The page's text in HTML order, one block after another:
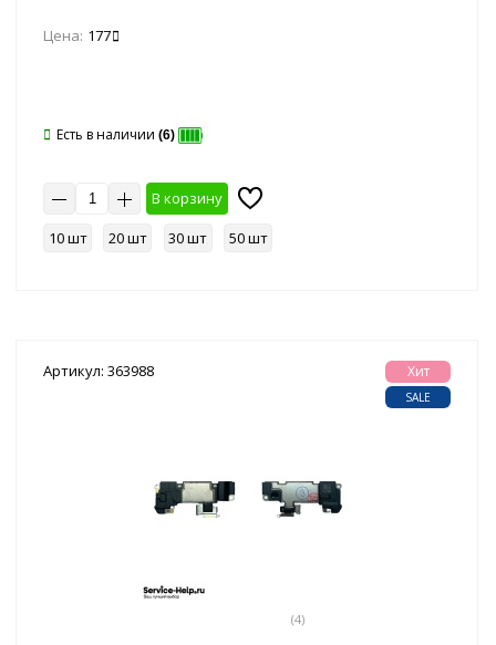
Цена: 177
Есть в наличии (6)
В корзину
10 шт
20 шт 30 шт 50 шт
Артикул: 363988
(4)
Хит
SALE